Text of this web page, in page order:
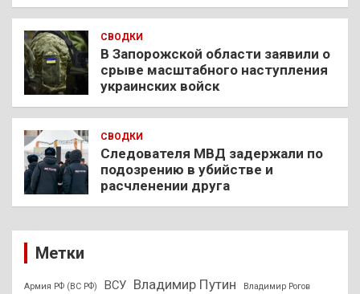
СВОДКИ
В Запорожской области заявили о
срыве масштабного наступления
украинских войск
СВОДКИ
Следователя МВД задержали по
подозрению в убийстве и
расчленении друга
Метки
Армия РФ (ВС РФ) ВСУ Владимир Путин Владимир Рогов